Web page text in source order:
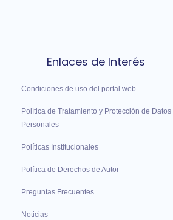
Enlaces de Interés
Condiciones de uso del portal web
Política de Tratamiento y Protección de Datos
Personales
Políticas Institucionales
Política de Derechos de Autor
Preguntas Frecuentes
Noticias